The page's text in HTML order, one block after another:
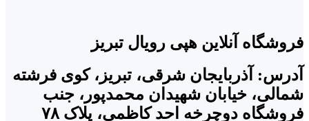
فروشگاه آنلاین هپی رویال تبریز
آدرس: آذربایجان شرقی، تبریز، کوی فرشته
شمالی، خیابان شهیدان محمدپور، جنب
فروشگاه دوچرخه احد کاظمی، پلاک ۷۸